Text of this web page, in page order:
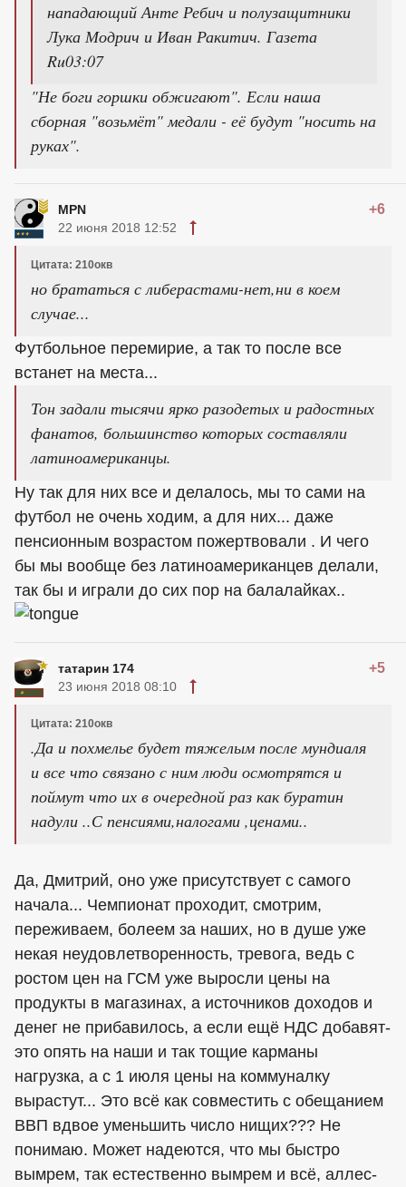
нападающий Анте Ребич и полузащитники
Лука Модрич и Иван Ракитич. Газета
Ru03:07
"Не боги горшки обжигают". Если наша
сборная "возьмёт" медали - её будут "носить на
руках".
MPN +6
22 июня 2018 12:52
Цитата: 210окв
но брататься с либерастами-нет,ни в коем
случае...
Футбольное перемирие, а так то после все
встанет на места...
Тон задали тысячи ярко разодетых и радостных
фанатов, большинство которых составляли
латиноамериканцы.
Ну так для них все и делалось, мы то сами на
футбол не очень ходим, а для них... даже
пенсионным возрастом пожертвовали . И чего
бы мы вообще без латиноамериканцев делали,
так бы и играли до сих пор на балалайках..
татарин 174 +5
23 июня 2018 08:10
Цитата: 210окв
.Да и похмелье будет тяжелым после мундиаля
и все что связано с ним люди осмотрятся и
поймут что их в очередной раз как буратин
надули ..С пенсиями,налогами ,ценами..
Да, Дмитрий, оно уже присутствует с самого
начала... Чемпионат проходит, смотрим,
переживаем, болеем за наших, но в душе уже
некая неудовлетворенность, тревога, ведь с
ростом цен на ГСМ уже выросли цены на
продукты в магазинах, а источников доходов и
денег не прибавилось, а если ещё НДС добавят-
это опять на наши и так тощие карманы
нагрузка, а с 1 июля цены на коммуналку
вырастут... Это всё как совместить с обещанием
ВВП вдвое уменьшить число нищих??? Не
понимаю. Может надеются, что мы быстро
вымрем, так естественно вымрем и всё, аллес-